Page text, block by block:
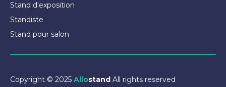
Stand d'exposition
Standiste
Stand pour salon
Copyright © 2025 Allostand All rights reserved